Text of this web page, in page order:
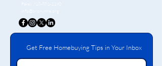
Faksi:
718-881-1190
info@bronxnhs.org
Get Free Homebuying Tips in Your Inbox